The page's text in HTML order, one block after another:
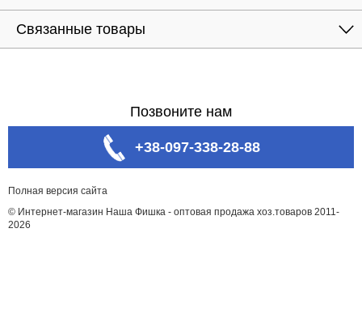
Связанные товары
Позвоните нам
+38-097-338-28-88
Полная версия сайта
© Интернет-магазин Наша Фишка - оптовая продажа хоз.товаров 2011-
2026